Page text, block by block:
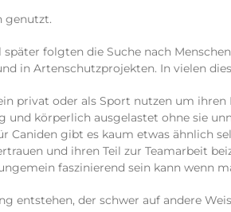
genutzt.
folgten die Suche nach
in Artenschutzprojekten. In vielen
privat oder als Sport nutzen um
körperlich ausgelastet ohne sie
gibt es kaum etwas ähnlich
und ihren Teil zur Teamarbeit
faszinierend sein kann wenn
entstehen, der schwer auf andere